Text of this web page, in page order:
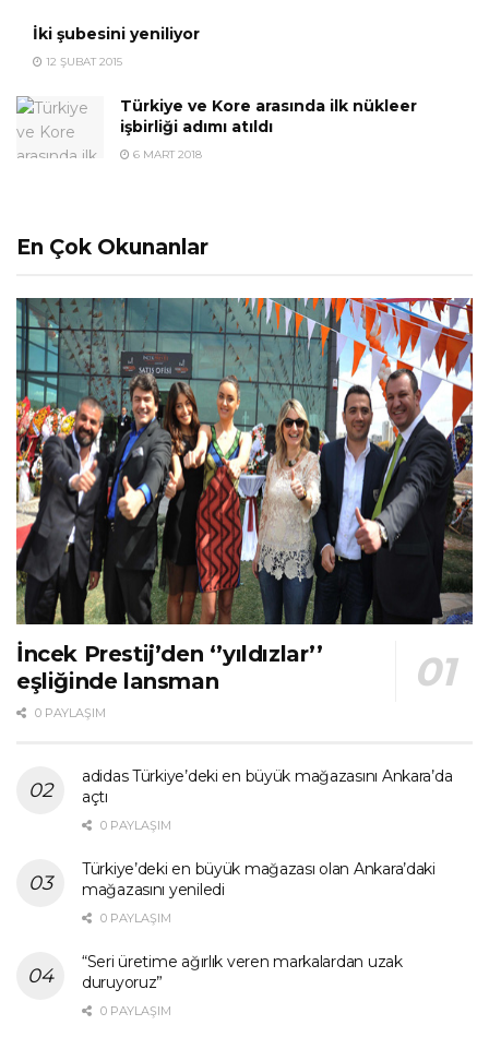
İki şubesini yeniliyor
12 ŞUBAT 2015
Türkiye ve Kore arasında ilk nükleer
işbirliği adımı atıldı
6 MART 2018
En Çok Okunanlar
İncek Prestij’den ‘’yıldızlar’’
eşliğinde lansman
0 PAYLAŞIM
adidas Türkiye’deki en büyük mağazasını Ankara’da
açtı
0 PAYLAŞIM
Türkiye’deki en büyük mağazası olan Ankara’daki
mağazasını yeniledi
0 PAYLAŞIM
“Seri üretime ağırlık veren markalardan uzak
duruyoruz”
0 PAYLAŞIM